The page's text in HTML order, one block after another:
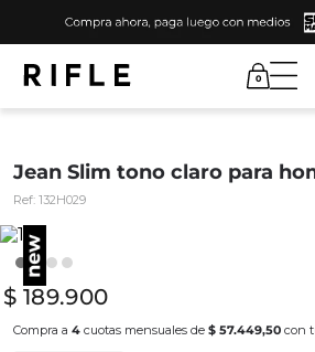
0
Jean Slim tono claro para
Ref: 132H029
$ 189.900
Compra a 4 cuotas mensuales de $ 57.449,50 con